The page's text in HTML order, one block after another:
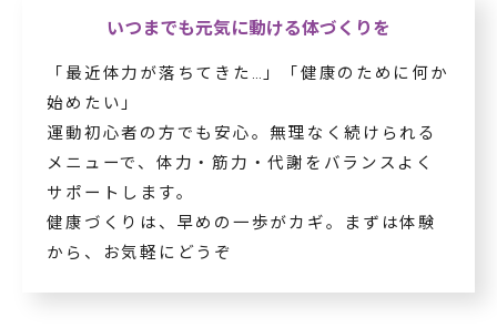
いつまでも元気に動ける体づくりを
「最近体力が落ちてきた…」「健康のために何か
始めたい」
運動初心者の方でも安心。無理なく続けられる
メニューで、体力・筋力・代謝をバランスよく
サポートします。
健康づくりは、早めの一歩がカギ。まずは体験
から、お気軽にどうぞ